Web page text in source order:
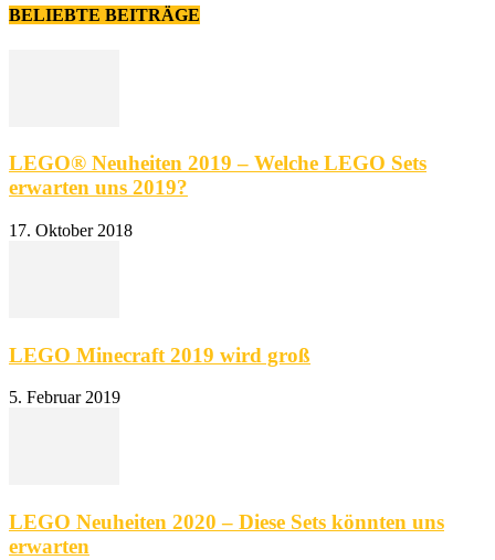
BELIEBTE BEITRÄGE
LEGO® Neuheiten 2019 – Welche LEGO Sets
erwarten uns 2019?
17. Oktober 2018
LEGO Minecraft 2019 wird groß
5. Februar 2019
LEGO Neuheiten 2020 – Diese Sets könnten uns
erwarten